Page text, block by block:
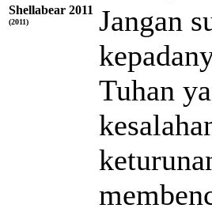
Shellabear 2011
(2011)
Jangan
Tuhan